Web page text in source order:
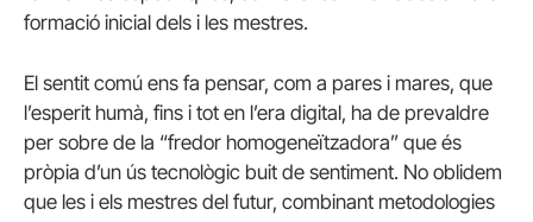
formació inicial dels i les mestres.
El sentit comú ens fa pensar, com a pares i mares, que
l’esperit humà, fins i tot en l’era digital, ha de prevaldre
per sobre de la “fredor homogeneïtzadora” que és
pròpia d’un ús tecnològic buit de sentiment. No oblidem
que les i els mestres del futur, combinant metodologies